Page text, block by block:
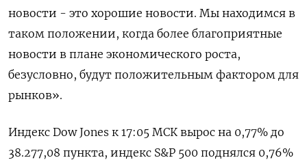
новости - это хорошие новости. Мы находимся в
таком положении, когда более благоприятные
новости в плане экономического роста,
безусловно, будут положительным фактором для
рынков».
Индекс Dow Jones к 17:05 МСК вырос на 0,77% до
38.277,08 пункта, индекс S&P 500 поднялся 0,76%